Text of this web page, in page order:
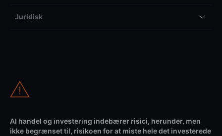
Juridisk
Al handel og investering indebærer risici, herunder, men
ikke begrænset til, risikoen for at miste hele det investerede